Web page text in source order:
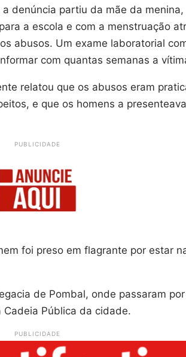
denúncia partiu da mãe da
a escola e com a menstruação
abusos. Um exame laboratorial
com quantas semanas a
relatou que os abusos eram
e que os homens a
PUBLICIDADE
foi preso em flagrante por estar
de Pombal, onde passaram
Pública da cidade.
PUBLICIDADE